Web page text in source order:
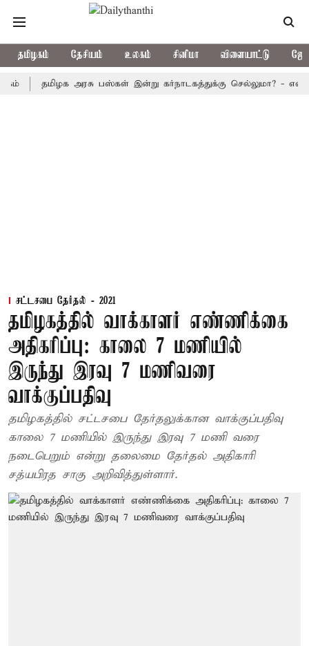
தமிழகம் தேசியம் உலகம் சினிமா விளையாட்டு
தமிழக அரசு பஸ்கள் இன்று கர்நாடகத்துக்கு செல்லுமா? - எல்லையில்
சட்டசபை தேர்தல் - 2021
தமிழகத்தில் வாக்காளர் எண்ணிக்கை
அதிகரிப்பு: காலை 7 மணியில்
இருந்து இரவு 7 மணிவரை
வாக்குப்பதிவு
தமிழகத்தில் சட்டசபை தேர்தலுக்கான வாக்குப்பதிவு
காலை 7 மணியில் இருந்து இரவு 7 மணி வரை
நடைபெறும் என்று தலைமை தேர்தல் அதிகாரி
சத்யபிரத சாகு அறிவித்துள்ளார்.